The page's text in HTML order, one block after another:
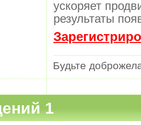
ускоряет
результаты
Будьте
1